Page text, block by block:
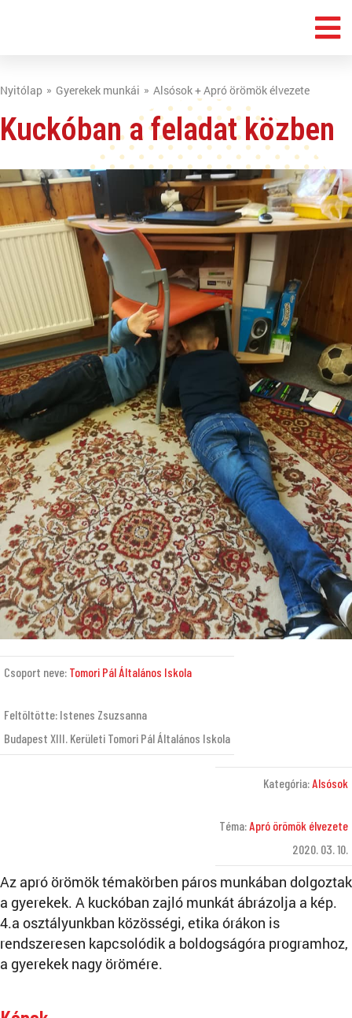
Nyitólap Gyerekek munkái Alsósok + Apró örömök élvezete
Kuckóban a feladat közben
Csoport neve: Tomori Pál Általános Iskola
Feltöltötte: Istenes Zsuzsanna
Budapest XIII. Kerületi Tomori Pál Általános Iskola
Kategória:Alsósok
Téma:Apró örömök élvezete
2020. 03. 10.
Az apró örömök témakörben páros munkában dolgoztak
a gyerekek. A kuckóban zajló munkát ábrázolja a kép.
4.a osztályunkban közösségi, etika órákon is
rendszeresen kapcsolódik a boldogságóra programhoz,
a gyerekek nagy örömére.